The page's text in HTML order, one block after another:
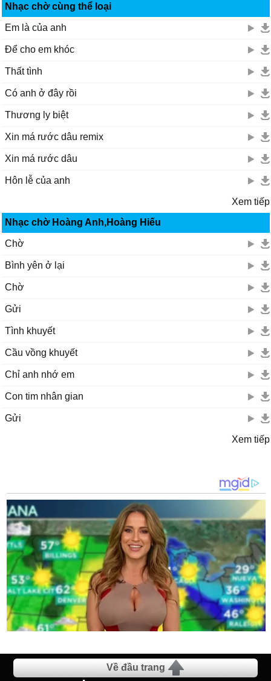
Nhạc chờ cùng thể loại
Em là của anh
Để cho em khóc
Thất tình
Có anh ở đây rồi
Thương ly biệt
Xin má rước dâu remix
Xin má rước dâu
Hôn lễ của anh
Xem tiếp
Nhạc chờ Hoàng Anh,Hoàng Hiếu
Chờ
Bình yên ở lại
Chờ
Gửi
Tình khuyết
Cầu vồng khuyết
Chỉ anh nhớ em
Con tim nhân gian
Gửi
Xem tiếp
Về đầu trang